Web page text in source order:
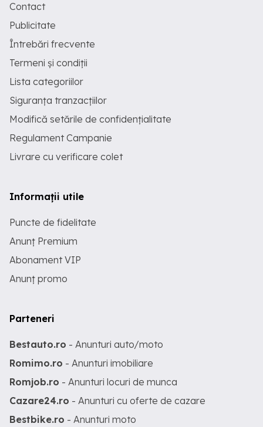
Contact
Publicitate
Întrebări frecvente
Termeni și condiții
Lista categoriilor
Siguranța tranzacțiilor
Modifică setările de confidențialitate
Regulament Campanie
Livrare cu verificare colet
Informații utile
Puncte de fidelitate
Anunț Premium
Abonament VIP
Anunț promo
Parteneri
Bestauto.ro - Anunturi auto/moto
Romimo.ro - Anunturi imobiliare
Romjob.ro - Anunturi locuri de munca
Cazare24.ro - Anunturi cu oferte de cazare
Bestbike.ro - Anunturi moto